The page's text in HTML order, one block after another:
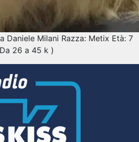
Daniele Milani Razza: Metix Età: 7
26 a 45 k )